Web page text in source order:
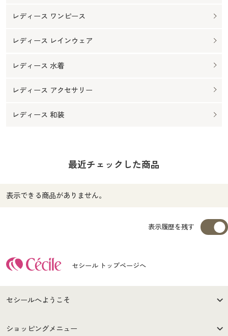
レディース ワンピース
レディース レインウェア
レディース 水着
レディース アクセサリー
レディース 和装
最近チェックした商品
表示できる商品がありません。
表示履歴を残す
セシール トップページへ
セシールへようこそ
はじめての方へ
ショッピングメニュー